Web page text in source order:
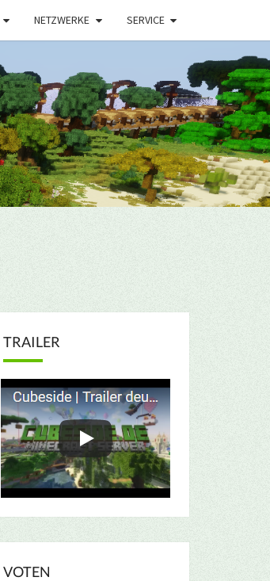
NETZWERKE SERVICE
TRAILER
VOTEN